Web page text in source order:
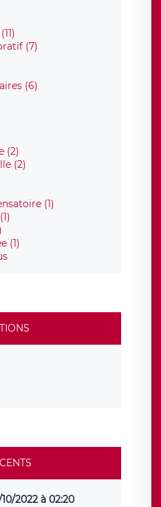
(7)
(6)
(2)
(2)
(1)
(1)
2022 à 02:20